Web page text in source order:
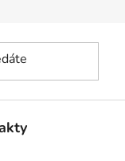
osobních údajů